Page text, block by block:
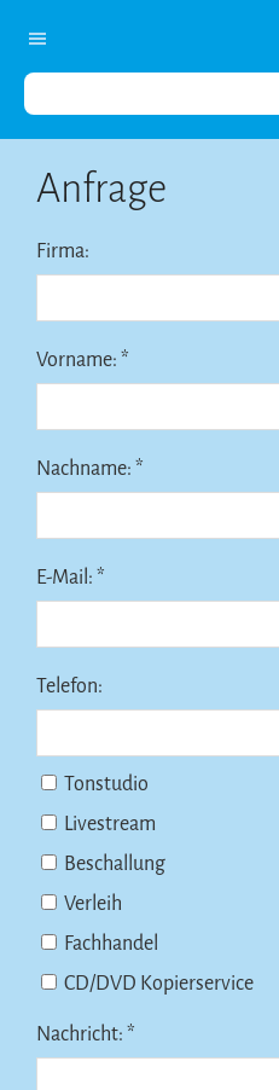
Anfrage
Firma:
Vorname: *
Nachname: *
E-Mail: *
Telefon:
Tonstudio
Livestream
Beschallung
Verleih
Fachhandel
CD/DVD Kopierservice
Nachricht: *